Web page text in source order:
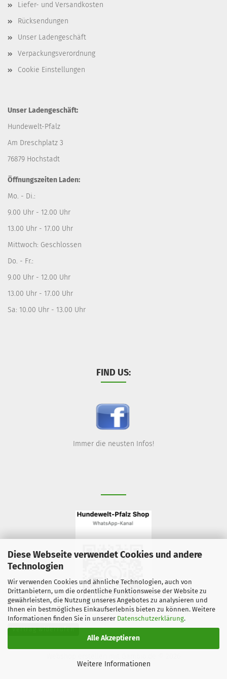
Diese Webseite verwendet Cookies und andere
Technologien
Wir verwenden Cookies und ähnliche Technologien, auch von
Drittanbietern, um die ordentliche Funktionsweise der Website zu
gewährleisten, die Nutzung unseres Angebotes zu analysieren und
Ihnen ein bestmögliches Einkaufserlebnis bieten zu können. Weitere
Informationen finden Sie in unserer Datenschutzerklärung.
Alle Akzeptieren
Weitere Informationen
Liefer- und Versandkosten
Rücksendungen
Unser Ladengeschäft
Verpackungsverordnung
Cookie Einstellungen
Unser Ladengeschäft:
Hundewelt-Pfalz
Am Dreschplatz 3
76879 Hochstadt
Öffnungszeiten Laden:
Mo. - Di.:
9.00 Uhr - 12.00 Uhr
13.00 Uhr - 17.00 Uhr
Mittwoch: Geschlossen
Do. - Fr.:
9.00 Uhr - 12.00 Uhr
13.00 Uhr - 17.00 Uhr
Sa: 10.00 Uhr - 13.00 Uhr
FIND US:
Immer die neusten Infos!
Vertrag widerrufen